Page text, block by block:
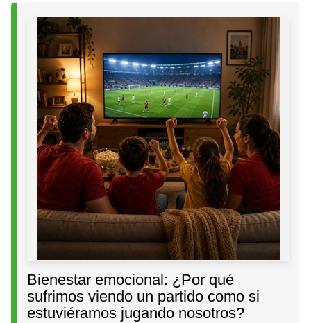
Bienestar emocional: ¿Por qué
sufrimos viendo un partido como si
estuviéramos jugando nosotros?